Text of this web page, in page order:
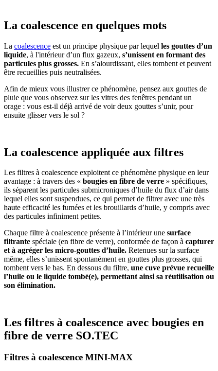
La coalescence en quelques mots
La coalescence est un principe physique par lequel les gouttes d’un
liquide, à l'intérieur d’un flux gazeux, s’unissent en formant des
particules plus grosses. En s’alourdissant, elles tombent et peuvent
être recueillies puis neutralisées.
Afin de mieux vous illustrer ce phénomène, pensez aux gouttes de
pluie que vous observez sur les vitres des fenêtres pendant un
orage : vous est-il déjà arrivé de voir deux gouttes s’unir, pour
ensuite glisser vers le sol ?
La coalescence appliquée aux filtres
Les filtres à coalescence exploitent ce phénomène physique en leur
avantage : à travers des « bougies en fibre de verre » spécifiques,
ils séparent les particules submicroniques d’huile du flux d’air dans
lequel elles sont suspendues, ce qui permet de filtrer avec une très
haute efficacité les fumées et les brouillards d’huile, y compris avec
des particules infiniment petites.
Chaque filtre à coalescence présente à l’intérieur une surface
filtrante spéciale (en fibre de verre), conformée de façon à capturer
et à agréger les micro-gouttes d’huile. Retenues sur la surface
même, elles s’unissent spontanément en gouttes plus grosses, qui
tombent vers le bas. En dessous du filtre, une cuve prévue recueille
l’huile ou le liquide tombé(e), permettant ainsi sa réutilisation ou
son élimination.
Les filtres à coalescence avec bougies en
fibre de verre SO.TEC
Filtres à coalescence MINI-MAX